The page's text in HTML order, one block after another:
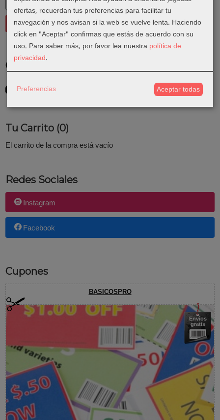
Costes de Envío
GRATIS *
Consultar Destinos
Tu Carrito (0)
El carrito de la compra está vacío
Redes Sociales
Instagram
Facebook
Cupones
BASICOSPRO
Envíos
gratis
ofertas, recuerdan tus preferencias para facilitar tu
navegación y nos avisan si la web se vuelve lenta. Haciendo
click en "Aceptar" confirmas que estás de acuerdo con su
uso. Para saber más, por favor lea nuestra política de
privacidad.
Preferencias Aceptar todas